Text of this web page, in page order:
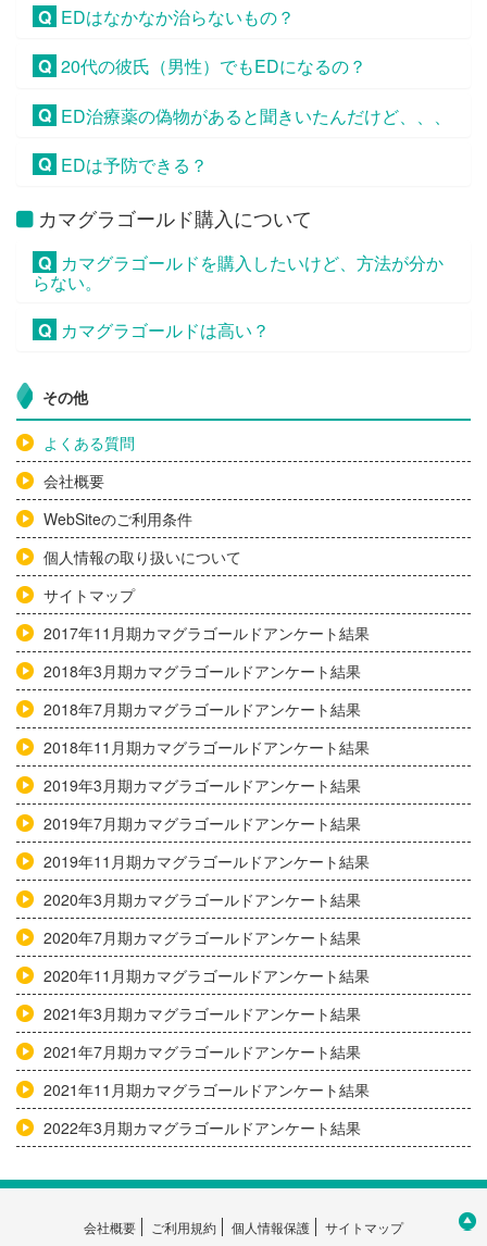
Q EDはなかなか治らないもの？
Q 20代の彼氏（男性）でもEDになるの？
Q ED治療薬の偽物があると聞きいたんだけど、、、
Q EDは予防できる？
カマグラゴールド購入について
Q カマグラゴールドを購入したいけど、方法が分か
らない。
Q カマグラゴールドは高い？
その他
よくある質問
会社概要
WebSiteのご利用条件
個人情報の取り扱いについて
サイトマップ
2017年11月期カマグラゴールドアンケート結果
2018年3月期カマグラゴールドアンケート結果
2018年7月期カマグラゴールドアンケート結果
2018年11月期カマグラゴールドアンケート結果
2019年3月期カマグラゴールドアンケート結果
2019年7月期カマグラゴールドアンケート結果
2019年11月期カマグラゴールドアンケート結果
2020年3月期カマグラゴールドアンケート結果
2020年7月期カマグラゴールドアンケート結果
2020年11月期カマグラゴールドアンケート結果
2021年3月期カマグラゴールドアンケート結果
2021年7月期カマグラゴールドアンケート結果
2021年11月期カマグラゴールドアンケート結果
2022年3月期カマグラゴールドアンケート結果
会社概要 ご利用規約 個人情報保護 サイトマップ